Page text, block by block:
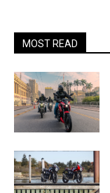
MOST READ